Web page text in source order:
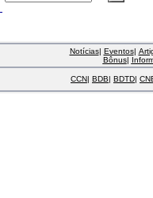
Notícias| Eventos|
Bônus|
CCN| BDB| BDTD|